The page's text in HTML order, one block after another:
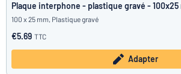
Plaque interphone - plastique gravé - 100x25
100 x 25 mm, Plastique gravé
€5.69 TTC
Adapter